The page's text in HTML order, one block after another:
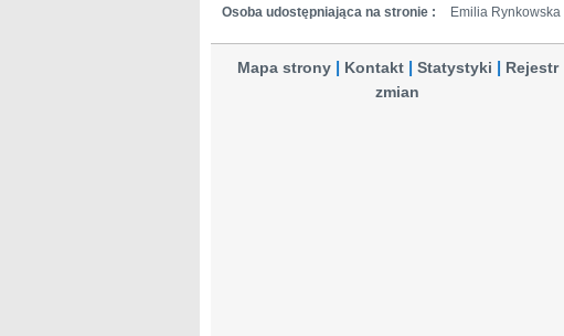
Osoba udostępniająca na stronie :
Emilia Rynkowska
Mapa strony Kontakt Statystyki
Rejestr
zmian